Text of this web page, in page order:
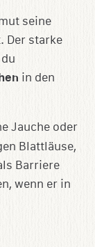
seine
Der starke
in den
Jauche oder
Blattläuse,
Barriere
wenn er in